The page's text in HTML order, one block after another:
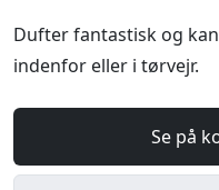
Dufter fantastisk og
indenfor eller i tørvejr.
Se på